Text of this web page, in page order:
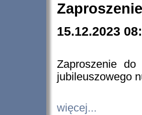
15.12.2023
Zaproszenie do
jubileuszowego
więcej...